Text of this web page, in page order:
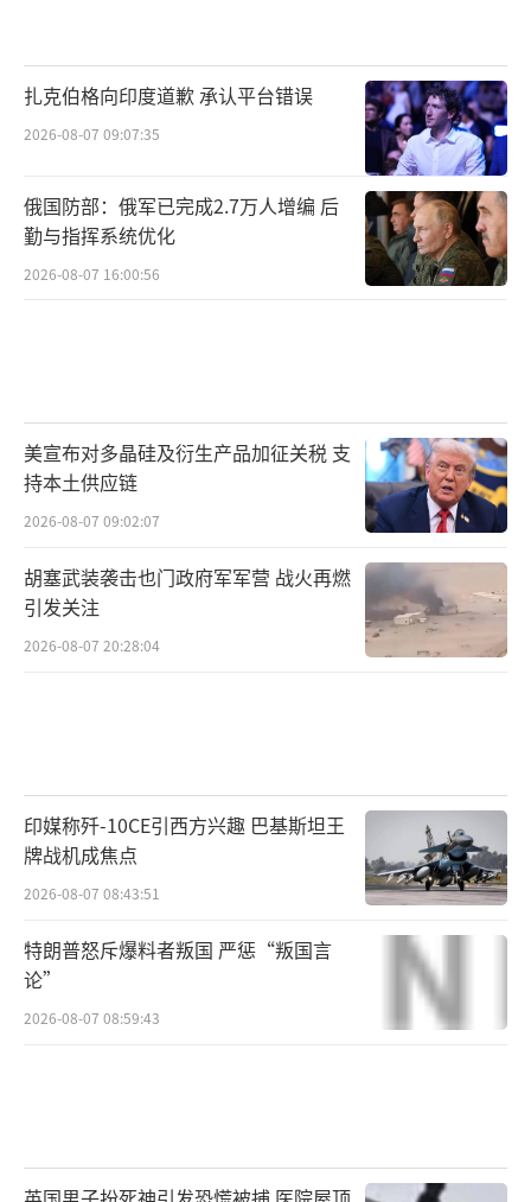
扎克伯格向印度道歉 承认平台错误
2026-08-07 09:07:35
俄国防部：俄军已完成2.7万人增编 后
勤与指挥系统优化
2026-08-07 16:00:56
美宣布对多晶硅及衍生产品加征关税 支
持本土供应链
2026-08-07 09:02:07
胡塞武装袭击也门政府军军营 战火再燃
引发关注
2026-08-07 20:28:04
印媒称歼-10CE引西方兴趣 巴基斯坦王
牌战机成焦点
2026-08-07 08:43:51
特朗普怒斥爆料者叛国 严惩“叛国言
论”
2026-08-07 08:59:43